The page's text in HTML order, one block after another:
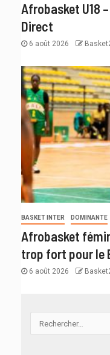
Afrobasket U18
Direct
6 août 2026
BASKET INTER DOMINANTE
Afrobasket
trop fort pour le
6 août 2026